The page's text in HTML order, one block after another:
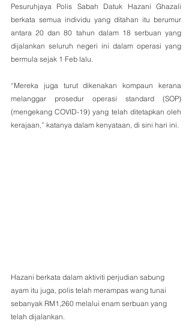
Pesuruhjaya Polis Sabah Datuk Hazani Ghazali
berkata semua individu yang ditahan itu berumur
antara 20 dan 80 tahun dalam 18 serbuan yang
dijalankan seluruh negeri ini dalam operasi yang
bermula sejak 1 Feb lalu.
“Mereka juga turut dikenakan kompaun kerana
melanggar prosedur operasi standard (SOP)
(mengekang COVID-19) yang telah ditetapkan oleh
kerajaan,” katanya dalam kenyataan, di sini hari ini.
Hazani berkata dalam aktiviti perjudian sabung
ayam itu juga, polis telah merampas wang tunai
sebanyak RM1,260 melalui enam serbuan yang
telah dijalankan.